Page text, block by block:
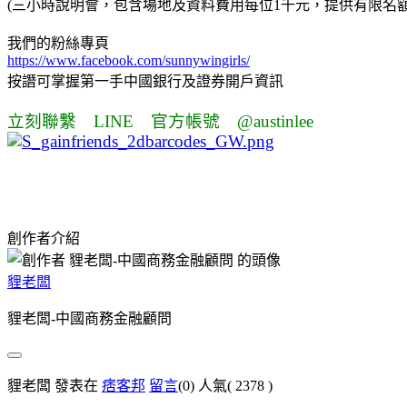
(三小時說明會，包含場地及資料費用每位1千元，提供有限名
我們的粉絲專頁
https://www.facebook.com/sunnywingirls/
按譖可掌握第一手中國銀行及證券開戶資訊
立刻聯繫 LINE 官方帳號 @austinlee
創作者介紹
貍老闆
貍老闆-中國商務金融顧問
貍老闆 發表在 痞客邦 留言(0) 人氣( 2378 )